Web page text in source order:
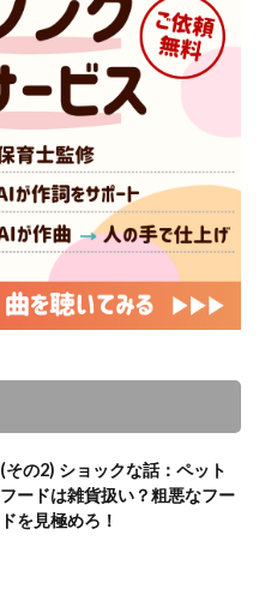
(その2) ショックな話：ペット
フードは雑貨扱い？粗悪なフー
ドを見極めろ！